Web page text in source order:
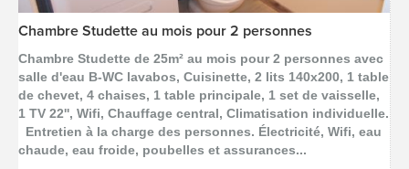
[voir la fiche détail]
Chambre Studette au mois pour 2 personnes
Chambre Studette de 25m² au mois pour 2 personnes avec
salle d'eau B-WC lavabos, Cuisinette, 2 lits 140x200, 1 table
de chevet, 4 chaises, 1 table principale, 1 set de vaisselle,
1 TV 22'', Wifi, Chauffage central, Climatisation individuelle.
Entretien à la charge des personnes. Électricité, Wifi, eau
chaude, eau froide, poubelles et assurances...